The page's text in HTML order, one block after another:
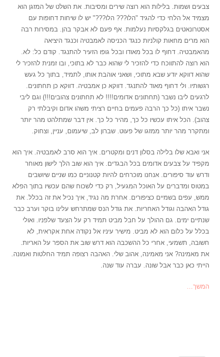
צבעים ושמות. בלילות הוא רוצה שירים ומסיבות. את השלט של המזגן הוא
מצמיד אל הלחי כדי להגיד "הלו??? הלו???" יש לו שיחות דחופות עם
אסטרונאטים בגלקסיות נעלמות. אף פעם לא אבקר בהן. במסירות רבה
הוא מרים מחאות קולניות כנגד הכניסה לאמבטיה וכנגד היציאה
מהאמבטיה. דחוף לו בכל מאודו ובכל גופו הזעיר להתנגד. קודם כל: לא.
הוא רוצה להתווכח כדי להזכיר לי שהוא כבר לא בתוכי, ובו זמנית להזכיר לי
שהוא דווקא יודע שבא מתוכי, ושאני אוהבת אותו, לתמיד, בתוך כל געש
רגשותיו. ולי דחוף מאוד להתנגד. דווקא כן אמבטיה. דווקא כן תחתונים.
לרגעים ליבו נשבר (תחתונים אדומים!!!! לא תחתונים צהובים!!!) וגם ליבי
נשבר איתו (כל כך הרבה פעמים בחיים רציתי משהו אדום וקיבלתי רק
צהוב). הכל איתו עכשיו כל כך, מהיר כל כך. אין דבר שמתלהט מהר יותר
ומתקרר מהר יותר ממזגו של פעוט. שברון לב, שיעמום, עניין, וצחוק.
אני ואבא שלו בלילה בסלון דנים ומקטרים. איך הוא סרב לאמבטיה. איך הוא
מקפיד על צבעים אדומים בכל הבגדים. איך הוא שוב הלך לישון מאוחר
ודרש עוד סיפורים. אנחנו מוכרחים להיות קטנוניים כמו שניים שיושבים
במטוס ומדברים על האוכל המגעיל, רק כדי לשכוח שהם עכשיו בתוך הפלא
ממש, עפים בשמיים כציפורים. אחרת מה נגיד, איך נכיל את זה בכלל. את
גודל האהבה וגודל האחריות. את גודל הנס שמתרחש עלינו בוקר וערב כבר
שנתיים ימים. גם ההולך על חבל מביט תמיד רק על הצעד שלפניו. ואולי
בכלל על כלום הוא לא מביט. מישיר עיניו אל נקודה אחת אקראית, לא
חשובה, תשמעי, אחרי כל ההשכבה הוא דרש שוב את הספר על האריות.
את מאמינה? אני מאמינה, אהוב שלי. האהבה רצופה תמיד החלטות ואמונה.
הייתי כאן כבר אבל שונה. עברה עוד שנה.
המשך…